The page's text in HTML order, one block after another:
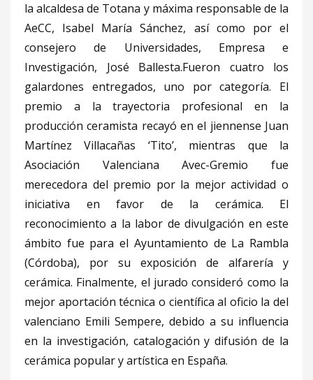
la alcaldesa de Totana y máxima responsable de la
AeCC, Isabel María Sánchez, así como por el
consejero de Universidades, Empresa e
Investigación, José Ballesta.Fueron cuatro los
galardones entregados, uno por categoría. El
premio a la trayectoria profesional en la
producción ceramista recayó en el jiennense Juan
Martínez Villacañas ‘Tito’, mientras que la
Asociación Valenciana Avec-Gremio fue
merecedora del premio por la mejor actividad o
iniciativa en favor de la cerámica. El
reconocimiento a la labor de divulgación en este
ámbito fue para el Ayuntamiento de La Rambla
(Córdoba), por su exposición de alfarería y
cerámica. Finalmente, el jurado consideró como la
mejor aportación técnica o científica al oficio la del
valenciano Emili Sempere, debido a su influencia
en la investigación, catalogación y difusión de la
cerámica popular y artística en España.